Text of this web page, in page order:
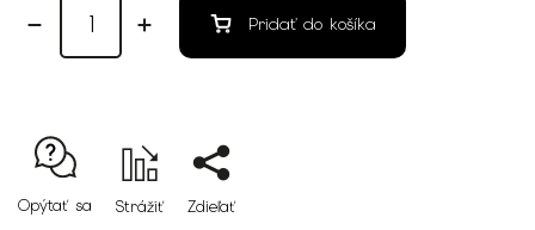
Pridať do košíka
Opýtať sa Strážiť Zdieľať